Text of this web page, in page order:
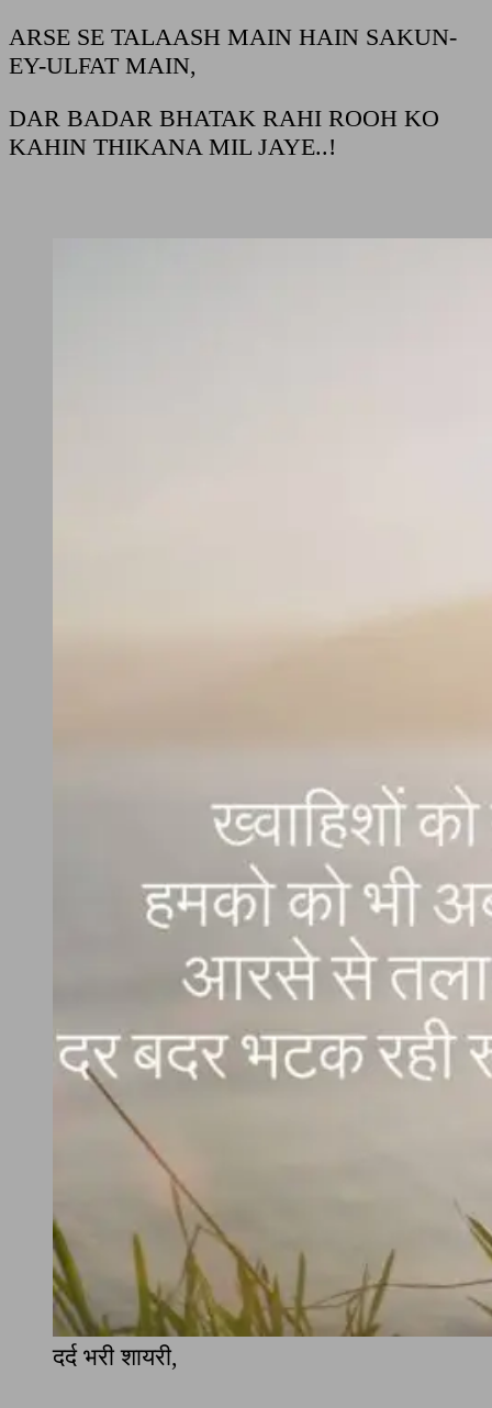
ARSE SE TALAASH MAIN HAIN SAKUN-
EY-ULFAT MAIN,
DAR BADAR BHATAK RAHI ROOH KO
KAHIN THIKANA MIL JAYE..!
दर्द भरी शायरी,